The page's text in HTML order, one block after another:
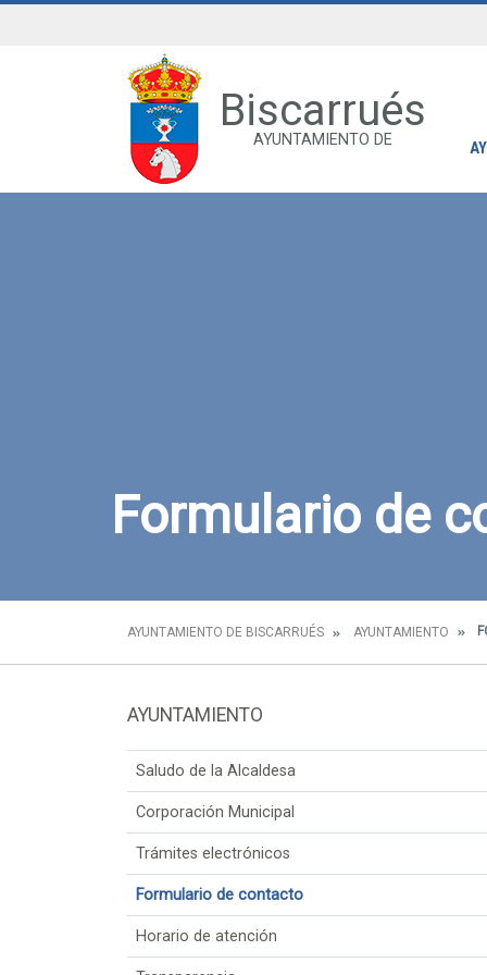
Biscarrués
AYUNTAMIENTO DE
Formulario de
AYUNTAMIENTO DE BISCARRUÉS AYUNTAMIENTO
AYUNTAMIENTO
Saludo de la Alcaldesa
Corporación Municipal
Trámites electrónicos
Formulario de contacto
Horario de atención